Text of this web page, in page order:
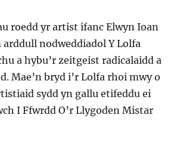
roedd yr artist ifanc Elwyn Ioan
nodweddiadol Y Lolfa
a hybu’r zeitgeist radicalaidd a
Mae’n bryd i’r Lolfa rhoi mwy o
sydd yn gallu etifeddu ei
I Ffwrdd O’r Llygoden Mistar